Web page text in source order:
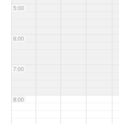
5:00
6:00
7:00
8:00